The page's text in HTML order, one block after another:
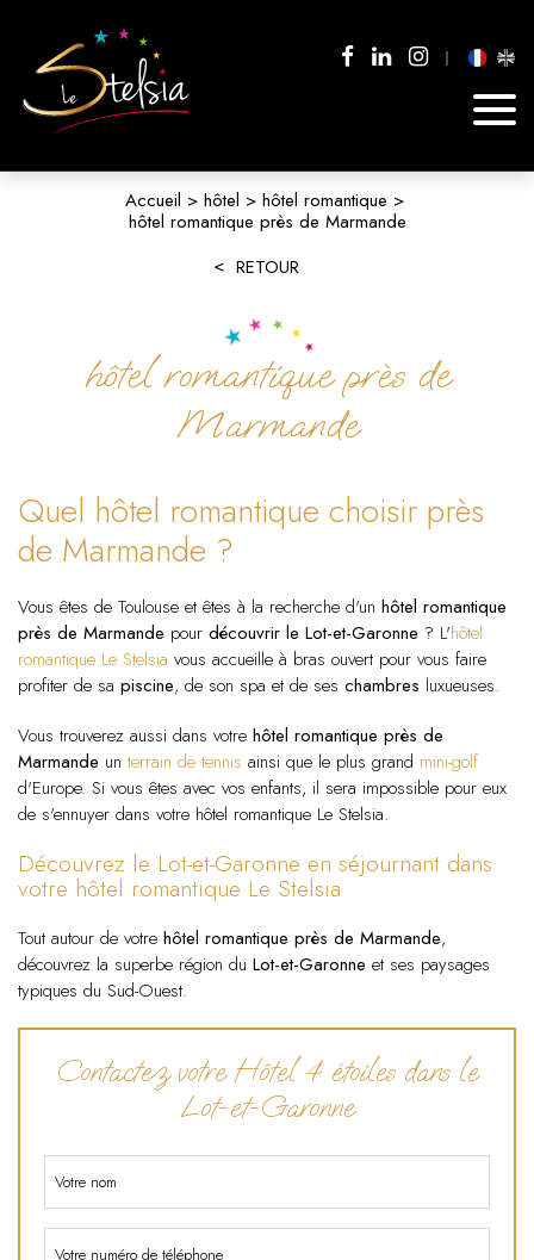
Accueil hôtel
hôtel romantique
hôtel romantique près de Marmande
RETOUR
hôtel romantique près de
Marmande
Quel hôtel romantique choisir près
de Marmande ?
Vous êtes de Toulouse et êtes à la recherche d'un hôtel romantique
près de Marmande pour découvrir le Lot-et-Garonne ? L'hôtel
romantique Le Stelsia vous accueille à bras ouvert pour vous faire
profiter de sa piscine, de son spa et de ses chambres luxueuses.
Vous trouverez aussi dans votre hôtel romantique près de
Marmande un terrain de tennis ainsi que le plus grand mini-golf
d'Europe. Si vous êtes avec vos enfants, il sera impossible pour eux
de s'ennuyer dans votre hôtel romantique Le Stelsia.
Découvrez le Lot-et-Garonne en séjournant dans
votre hôtel romantique Le Stelsia
Tout autour de votre hôtel romantique près de Marmande,
découvrez la superbe région du Lot-et-Garonne et ses paysages
typiques du Sud-Ouest.
Contactez votre Hôtel 4 étoiles dans le
Lot-et-Garonne